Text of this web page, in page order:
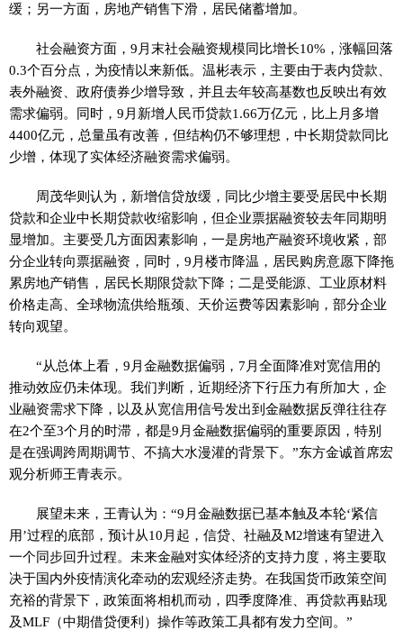
缓；另一方面，房地产销售下滑，居民储蓄增加。
社会融资方面，9月末社会融资规模同比增长10%，涨幅回落
0.3个百分点，为疫情以来新低。温彬表示，主要由于表内贷款、
表外融资、政府债券少增导致，并且去年较高基数也反映出有效
需求偏弱。同时，9月新增人民币贷款1.66万亿元，比上月多增
4400亿元，总量虽有改善，但结构仍不够理想，中长期贷款同比
少增，体现了实体经济融资需求偏弱。
周茂华则认为，新增信贷放缓，同比少增主要受居民中长期
贷款和企业中长期贷款收缩影响，但企业票据融资较去年同期明
显增加。主要受几方面因素影响，一是房地产融资环境收紧，部
分企业转向票据融资，同时，9月楼市降温，居民购房意愿下降拖
累房地产销售，居民长期限贷款下降；二是受能源、工业原材料
价格走高、全球物流供给瓶颈、天价运费等因素影响，部分企业
转向观望。
“从总体上看，9月金融数据偏弱，7月全面降准对宽信用的
推动效应仍未体现。我们判断，近期经济下行压力有所加大，企
业融资需求下降，以及从宽信用信号发出到金融数据反弹往往存
在2个至3个月的时滞，都是9月金融数据偏弱的重要原因，特别
是在强调跨周期调节、不搞大水漫灌的背景下。”东方金诚首席宏
观分析师王青表示。
展望未来，王青认为：“9月金融数据已基本触及本轮‘紧信
用’过程的底部，预计从10月起，信贷、社融及M2增速有望进入
一个同步回升过程。未来金融对实体经济的支持力度，将主要取
决于国内外疫情演化牵动的宏观经济走势。在我国货币政策空间
充裕的背景下，政策面将相机而动，四季度降准、再贷款再贴现
及MLF（中期借贷便利）操作等政策工具都有发力空间。”